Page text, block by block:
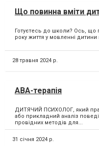
Що повинна вміти
Готуєтесь до школи? Ось, що
року життя у мовленні дитини
28 травня 2024 р.
АВА-терапія
ДИТЯЧИЙ ПСИХОЛОГ, який
або прикладний аналіз
провідних методів для...
31 січня 2024 р.